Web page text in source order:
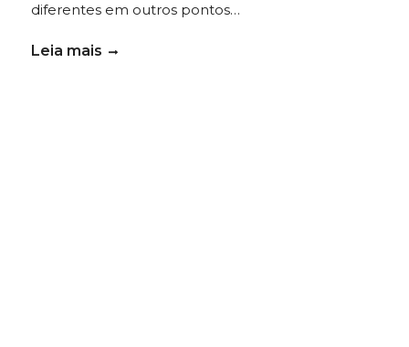
diferentes em outros pontos…
Leia mais